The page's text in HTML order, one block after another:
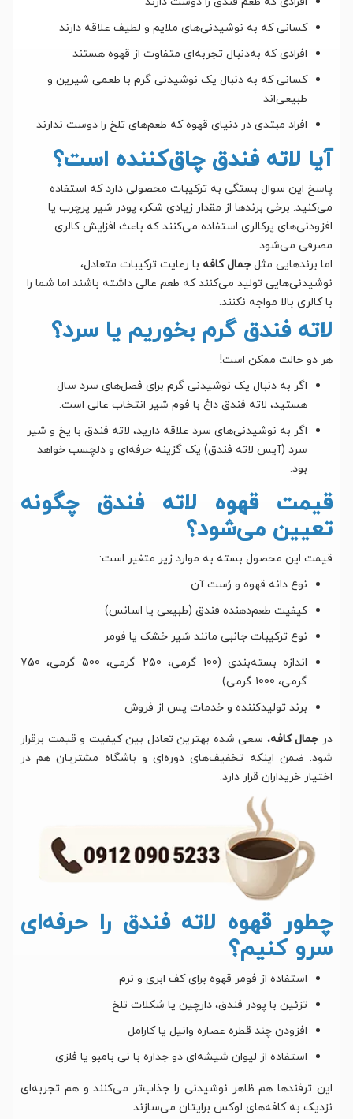
کسانی که به نوشیدنی‌های ملایم و لطیف علاقه دارند
افرادی که به‌دنبال تجربه‌ای متفاوت از قهوه هستند
کسانی که به دنبال یک نوشیدنی گرم با طعمی شیرین و
طبیعی‌اند
افراد مبتدی در دنیای قهوه که طعم‌های تلخ را دوست ندارند
آیا لاته فندق چاق‌کننده است؟
پاسخ این سوال بستگی به ترکیبات محصولی دارد که استفاده
می‌کنید. برخی برندها از مقدار زیادی شکر، پودر شیر پرچرب یا
افزودنی‌های پرکالری استفاده می‌کنند که باعث افزایش کالری
مصرفی می‌شود.
اما برندهایی مثل جمال کافه با رعایت ترکیبات متعادل،
نوشیدنی‌هایی تولید می‌کنند که طعم عالی داشته باشند اما شما را
با کالری بالا مواجه نکنند.
لاته فندق گرم بخوریم یا سرد؟
هر دو حالت ممکن است!
اگر به دنبال یک نوشیدنی گرم برای فصل‌های سرد سال
هستید، لاته فندق داغ با فوم شیر انتخاب عالی است.
اگر به نوشیدنی‌های سرد علاقه دارید، لاته فندق با یخ و شیر
سرد (آیس لاته فندق) یک گزینه حرفه‌ای و دلچسب خواهد
بود.
قیمت قهوه لاته فندق چگونه
تعیین می‌شود؟
قیمت این محصول بسته به موارد زیر متغیر است:
نوع دانه قهوه و رُست آن
کیفیت طعم‌دهنده فندق (طبیعی یا اسانس)
نوع ترکیبات جانبی مانند شیر خشک یا فومر
اندازه بسته‌بندی (100 گرمی، 250 گرمی، 500 گرمی، 750
گرمی، 1000 گرمی)
برند تولیدکننده و خدمات پس از فروش
در جمال کافه، سعی شده بهترین تعادل بین کیفیت و قیمت برقرار
شود. ضمن اینکه تخفیف‌های دوره‌ای و باشگاه مشتریان هم در
اختیار خریداران قرار دارد.
چطور قهوه لاته فندق را حرفه‌ای
سرو کنیم؟
استفاده از فومر قهوه برای کف ابری و نرم
تزئین با پودر فندق، دارچین یا شکلات تلخ
افزودن چند قطره عصاره وانیل یا کارامل
استفاده از لیوان شیشه‌ای دو جداره با نی بامبو یا فلزی
این ترفندها هم ظاهر نوشیدنی را جذاب‌تر می‌کنند و هم تجربه‌ای
نزدیک به کافه‌های لوکس برایتان می‌سازند.